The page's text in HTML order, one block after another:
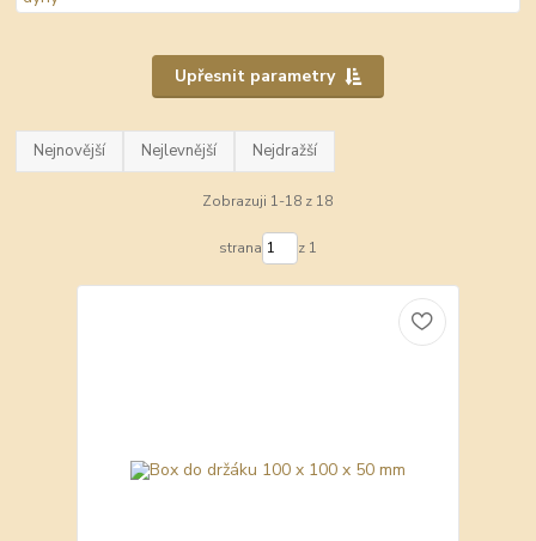
Upřesnit parametry
Nejnovější Nejlevnější Nejdražší
Zobrazuji 1-18 z 18
strana z 1